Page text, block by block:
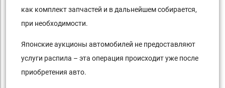
как комплект запчастей и в дальнейшем собирается,
при необходимости.
Японские аукционы автомобилей не предоставляют
услуги распила – эта операция происходит уже после
приобретения авто.